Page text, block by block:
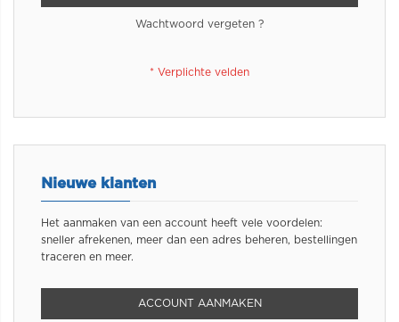
Wachtwoord vergeten ?
Nieuwe klanten
Het aanmaken van een account heeft vele voordelen:
sneller afrekenen, meer dan een adres beheren, bestellingen
traceren en meer.
ACCOUNT AANMAKEN